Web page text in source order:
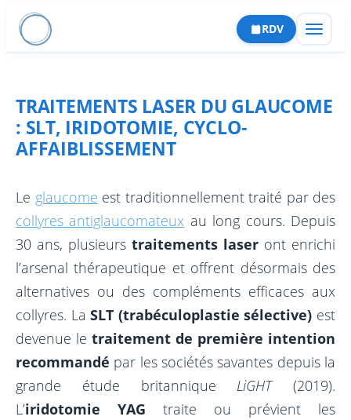
Aller
au
CATARACTE
Cataracte Premium
Capsulotomie laser
Complications
Parcours patient
Calculateur
RÉFRACTIVE
PKR
LASIK
SMILE
Implant phaque
Prelex
Myopie
RÉTINE
Décollement de rétine
Membrane épirétinienne
Trou maculaire
Hémorragie du vitré
Vitrectomie
GLAUCOME
Trabéculectomie & sclérectomie
Iridotomie périphérique
Laser SLT – Trabéculoplastie
MIGS – Innovation
CORNÉE
PKT
Cross-Linking
RDV
TRAITEMENTS LASER DU GLAUCOME
: SLT, IRIDOTOMIE, CYCLO-
AFFAIBLISSEMENT
Le glaucome est traditionnellement traité par des
collyres antiglaucomateux au long cours. Depuis
30 ans, plusieurs traitements laser ont enrichi
l’arsenal thérapeutique et offrent désormais des
alternatives ou des compléments efficaces aux
collyres. LaSLT (trabéculoplastie sélective) est
devenue le traitement de première intention
recommandé par les sociétés savantes depuis la
grande étude britannique LiGHT(2019).
L’iridotomie YAG traite ou prévient les